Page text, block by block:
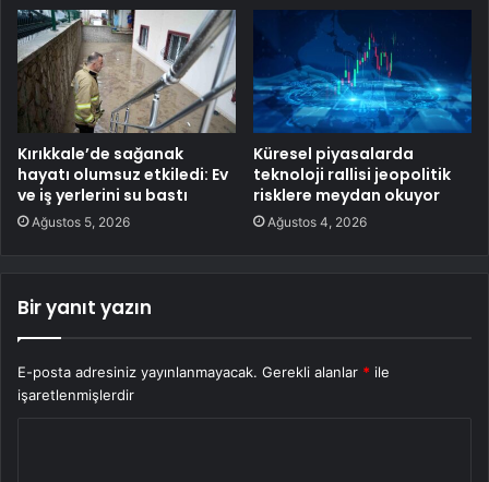
Kırıkkale’de sağanak
hayatı olumsuz etkiledi: Ev
ve iş yerlerini su bastı
Ağustos 5, 2026
Küresel piyasalarda
teknoloji rallisi jeopolitik
risklere meydan okuyor
Ağustos 4, 2026
Bir yanıt yazın
E-posta adresiniz yayınlanmayacak. Gerekli alanlar * ile
işaretlenmişlerdir